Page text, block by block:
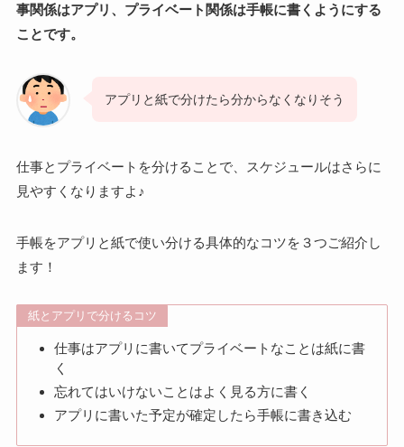
事関係はアプリ、プライベート関係は手帳に書くようにする
ことです。
アプリと紙で分けたら分からなくなりそう
仕事とプライベートを分けることで、スケジュールはさらに
見やすくなりますよ♪
手帳をアプリと紙で使い分ける具体的なコツを３つご紹介し
ます！
紙とアプリで分けるコツ
仕事はアプリに書いてプライベートなことは紙に書
く
忘れてはいけないことはよく見る方に書く
アプリに書いた予定が確定したら手帳に書き込む